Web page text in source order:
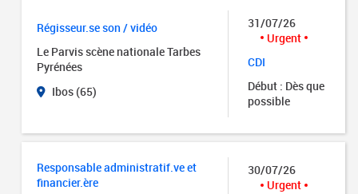
Régisseur.se son / vidéo
Le Parvis scène nationale Tarbes
Pyrénées
Ibos (65)
31/07/26
Urgent
CDI
Début : Dès que
possible
Responsable administratif.ve et
financier.ère
30/07/26
Urgent